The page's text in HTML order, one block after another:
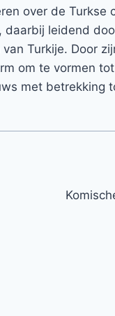
over de Turkse
daarbij leidend
Turkije. Door
om te vormen
met betrekking